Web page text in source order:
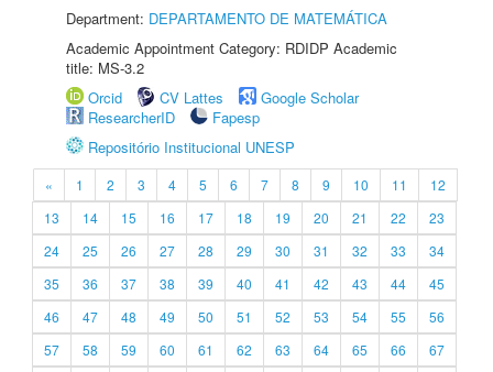
Department: DEPARTAMENTO DE MATEMÁTICA
Academic Appointment Category: RDIDP Academic
title: MS-3.2
Orcid
CV Lattes
Google Scholar
ResearcherID
Fapesp
Repositório Institucional UNESP
« 1 2 3 4 5 6 7 8 9 10 11
12
13
14 15 16 17 18 19 20 21 22
23
24
25 26 27 28 29 30 31 32 33
34
35
36 37 38 39 40 41 42 43 44
45
46
47 48 49 50 51 52 53 54 55
56
57
58 59 60 61 62 63 64 65 66
67